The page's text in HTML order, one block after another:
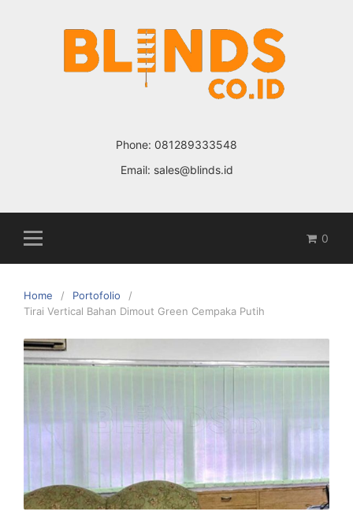
Phone: 081289333548
Email: sales@blinds.id
0
Home
Portofolio
Tirai Vertical Bahan Dimout Green Cempaka Putih